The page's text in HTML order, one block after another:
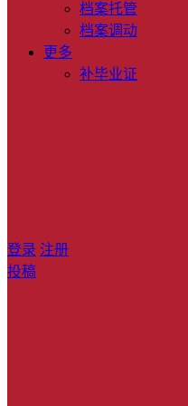
档案托管
档案调动
更多
补毕业证
登录 注册
投稿